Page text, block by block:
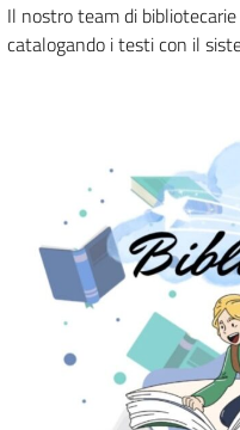
Il nostro team di
catalogando i testi con il